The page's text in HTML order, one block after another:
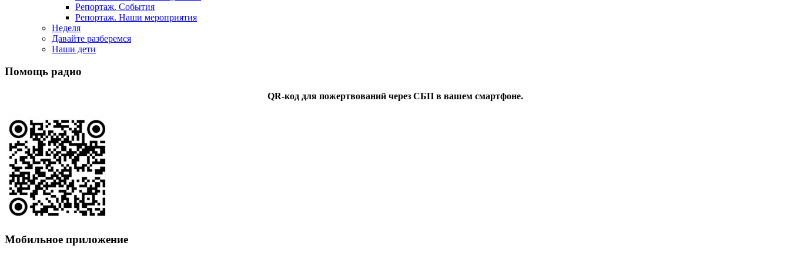
Репортаж. События
Репортаж. Наши мероприятия
Неделя
Давайте разберемся
Наши дети
Помощь радио
QR-код для пожертвований через СБП в вашем смартфоне.
Мобильное приложение